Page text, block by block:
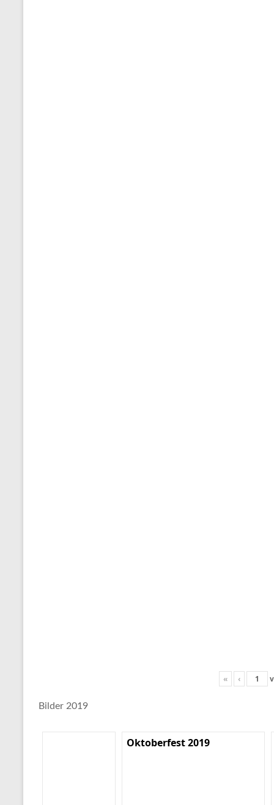
« ‹
Bilder 2019
Oktoberfest 2019